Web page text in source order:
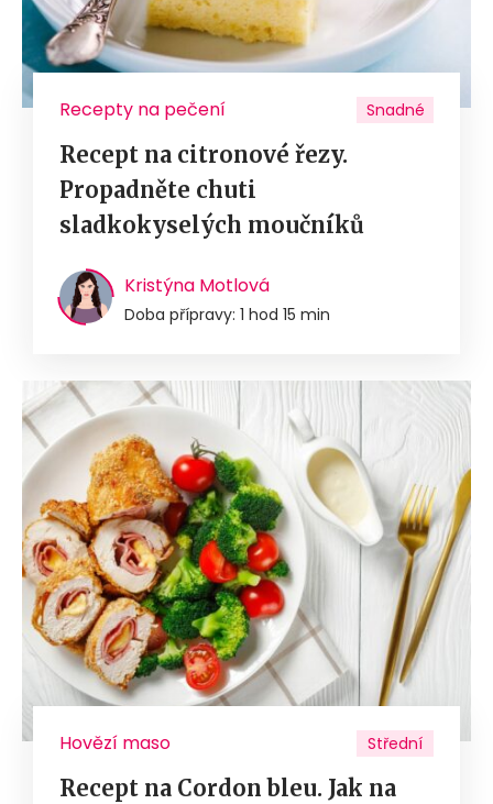
Recepty na pečení Snadné
Recept na citronové řezy.
Propadněte chuti
sladkokyselých moučníků
Kristýna Motlová
Doba přípravy: 1 hod 15 min
Hovězí maso Střední
Recept na Cordon bleu. Jak na